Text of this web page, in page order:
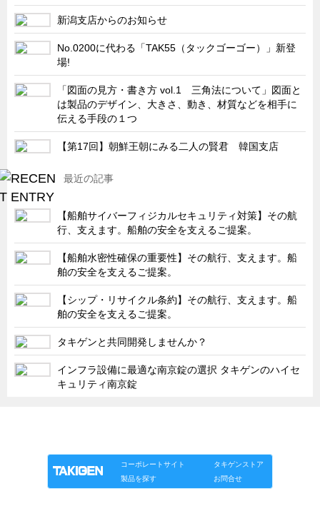
ビジサスニュース
ECOLOGY NEWS SCRAMBLE
わが街わが支店
支店所在地（歴史探訪）
ニッポン再発見
あれこれWATCH
こんなとき、どう言うの?
４コマ漫画 のんきなのんちゃん
CATEGORY
お知らせ
展示会情報／出展告知
展示会情報／報告レポート
工場見学
海外出張
社外セミナー
タキゲンの歴史
110周年企画
タキスポ
新潟支店からのお知らせ
No.0200に代わる「TAK55（タックゴーゴー）」新登
場!
「図面の見方・書き方 vol.1 三角法について」図面と
は製品のデザイン、大きさ、動き、材質などを相手に
伝える手段の１つ
【第17回】朝鮮王朝にみる二人の賢君 韓国支店
最近の記事
【船舶サイバーフィジカルセキュリティ対策】その航
行、支えます。船舶の安全を支えるご提案。
【船舶水密性確保の重要性】その航行、支えます。船
舶の安全を支えるご提案。
【シップ・リサイクル条約】その航行、支えます。船
舶の安全を支えるご提案。
タキゲンと共同開発しませんか？
インフラ設備に最適な南京錠の選択 タキゲンのハイセ
キュリティ南京錠
コーポレートサイト
タキゲンストア
製品を探す
お問合せ